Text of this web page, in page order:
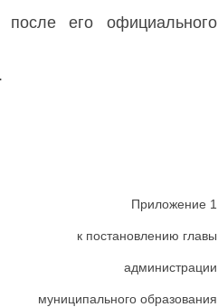
его официального
Приложение 1
к постановлению главы
администрации
муниципального образования